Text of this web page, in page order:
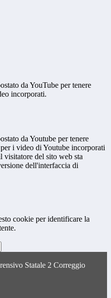
da YouTube per tenere
incorporati.
da Youtube per tenere
i video di Youtube incorporati
visitatore del sito web sta
dell'interfaccia di
cookie per identificare la
Statale 2 Correggio